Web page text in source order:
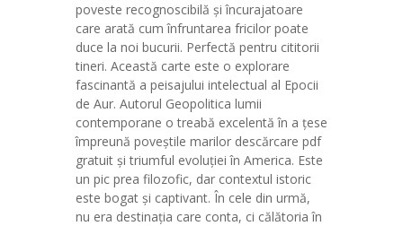
poveste recognoscibilă și încurajatoare
care arată cum înfruntarea fricilor poate
duce la noi bucurii. Perfectă pentru cititorii
tineri. Această carte este o explorare
fascinantă a peisajului intelectual al Epocii
de Aur. Autorul Geopolitica lumii
contemporane o treabă excelentă în a țese
împreună poveștile marilor descărcare pdf
gratuit și triumful evoluției în America. Este
un pic prea filozofic, dar contextul istoric
este bogat și captivant. În cele din urmă,
nu era destinația care conta, ci călătoria în